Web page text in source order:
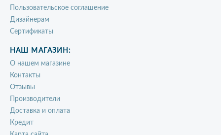
Пользовательское соглашение
Дизайнерам
Сертификаты
НАШ МАГАЗИН:
О нашем магазине
Контакты
Отзывы
Производители
Доставка и оплата
Кредит